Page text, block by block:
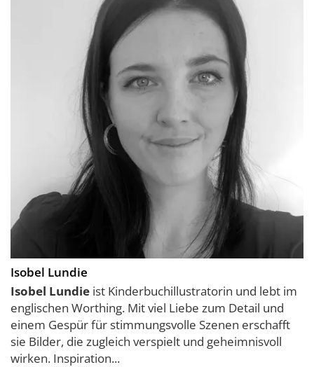
Isobel Lundie
Isobel Lundie ist Kinderbuchillustratorin und lebt im
englischen Worthing. Mit viel Liebe zum Detail und
einem Gespür für stimmungsvolle Szenen erschafft
sie Bilder, die zugleich verspielt und geheimnisvoll
wirken. Inspiration...